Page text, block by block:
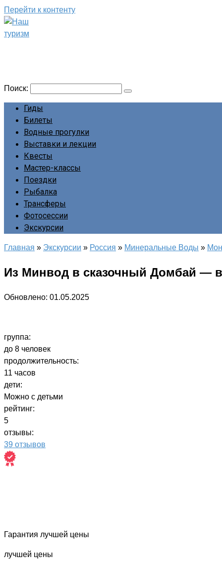
Перейти к контенту
Поиск:
Гиды
Билеты
Водные прогулки
Выставки и лекции
Квесты
Мастер-классы
Поездки
Рыбалка
Трансферы
Фотосессии
Экскурсии
Главная » Экскурсии » Россия » Минеральные Воды »
Из Минвод в сказочный Домбай —
Обновлено: 01.05.2025
группа:
до 8 человек
продолжительность:
11 часов
дети:
Можно с детьми
рейтинг:
5
отзывы:
39 отзывов
Гарантия лучшей цены
лучшей цены